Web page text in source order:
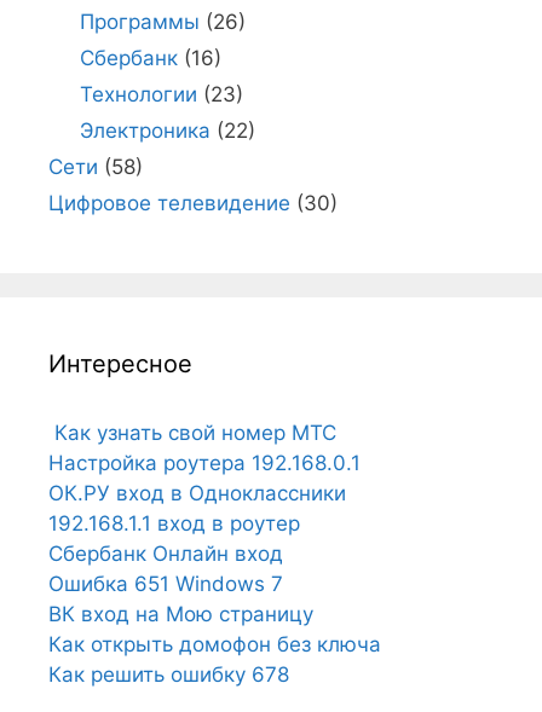
Программы (26)
Сбербанк(16)
Технологии (23)
Электроника (22)
Сети (58)
Цифровое телевидение (30)
Интересное
Как узнать свой номер МТС
Настройка роутера 192.168.0.1
ОК.РУ вход в Одноклассники
192.168.1.1 вход в роутер
Сбербанк Онлайн вход
Ошибка 651 Windows 7
ВК вход на Мою страницу
Как открыть домофон без ключа
Как решить ошибку 678